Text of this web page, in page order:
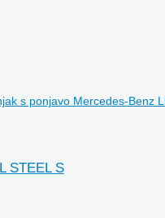
s ponjavo Mercedes-Benz
STEEL S